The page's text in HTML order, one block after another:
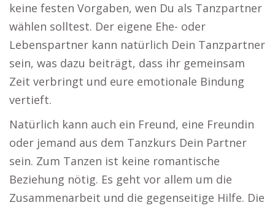
keine festen Vorgaben, wen Du als Tanzpartner
wählen solltest. Der eigene Ehe- oder
Lebenspartner kann natürlich Dein Tanzpartner
sein, was dazu beiträgt, dass ihr gemeinsam
Zeit verbringt und eure emotionale Bindung
vertieft.
Natürlich kann auch ein Freund, eine Freundin
oder jemand aus dem Tanzkurs Dein Partner
sein. Zum Tanzen ist keine romantische
Beziehung nötig. Es geht vor allem um die
Zusammenarbeit und die gegenseitige Hilfe. Die